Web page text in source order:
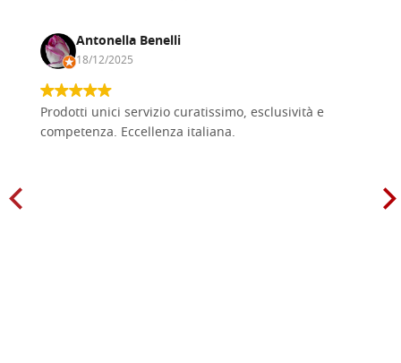
Antonella Benelli
18/12/2025
Prodotti unici servizio curatissimo, esclusività e
competenza. Eccellenza italiana.